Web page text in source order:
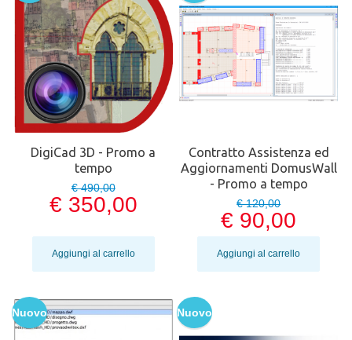
DigiCad 3D - Promo a
tempo
€ 490,00
€ 350,00
Aggiungi al carrello
Contratto Assistenza ed
Aggiornamenti DomusWall
- Promo a tempo
€ 120,00
€ 90,00
Aggiungi al carrello
Nuovo Nuovo